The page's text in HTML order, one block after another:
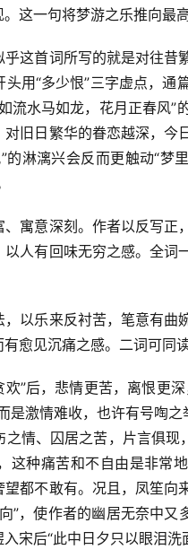
这一句将梦游之乐推向最
这首词所写的就是对往
用“多少恨”三字虚点，通
流水马如龙，花月正春风
旧日繁华的眷恋越深，
淋漓兴会反而更触动“梦
寓意深刻。作者以反写
人有回味无穷之感。全
以乐来反衬苦，笔意有
愈见沉痛之感。二词可同
欢”后，悲情更苦，离恨更
是激情难收，也许有号啕
情、囚居之苦，片言俱现
这种痛苦和不自由是非常
都不敢有。况且，凤笙
”，使作者的幽居无奈中
宋后“此中日夕只以眼泪洗